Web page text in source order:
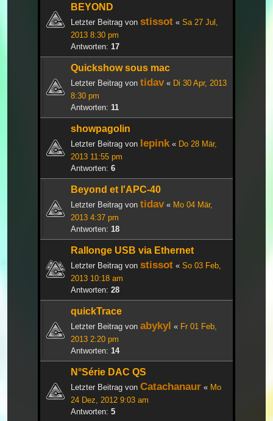
BEYOND
Letzter Beitrag von stissot « Sa 27 Jul,
2013 8:30 pm
Antworten: 17
Quickshow sous mac
Letzter Beitrag von tidav« Di 30 Apr, 2013
8:30 pm
Antworten: 11
showpagolin
Letzter Beitrag von lepink« Do 28 Mär,
2013 11:55 pm
Antworten: 6
Beyond et l'APC-40
Letzter Beitrag von tidav« Mo 04 Mär,
2013 4:37 pm
Antworten: 18
Rallonge USB via Ethernet
Letzter Beitrag von stissot « So 03 Feb,
2013 10:18 am
Antworten: 28
quickTrace
Letzter Beitrag von abykyl « Fr 01 Feb,
2013 2:20 pm
Antworten: 14
N°Série DAC QS
Letzter Beitrag von Catachanaur « Mo
24 Dez, 2012 9:03 am
Antworten: 5